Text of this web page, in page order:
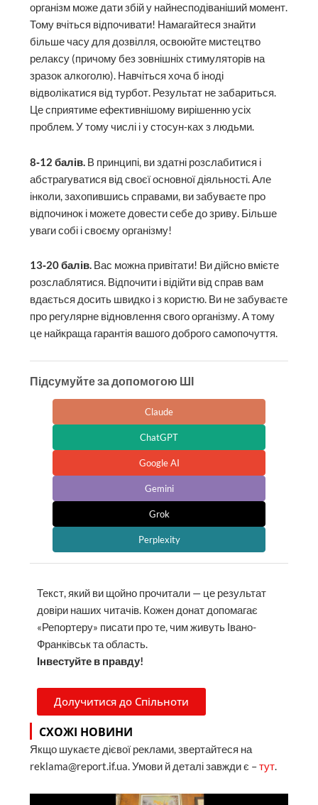
організм може дати збій у найнесподіваніший момент.
Тому вчіться відпочивати! Намагайтеся знайти
більше часу для дозвілля, освоюйте мистецтво
релаксу (причому без зовнішніх стимуляторів на
зразок алкоголю). Навчіться хоча б іноді
відволікатися від турбот. Результат не забариться.
Це сприятиме ефективнішому вирішенню усіх
проблем. У тому числі і у стосун-ках з людьми.
8‑12 балів. В принципі, ви здатні розслабитися і
абстрагуватися від своєї основної діяльності. Але
інколи, захопившись справами, ви забуваєте про
відпочинок і можете довести себе до зриву. Більше
уваги собі і своєму організму!
13‑20 балів. Вас можна привітати! Ви дійсно вмієте
розслаблятися. Відпочити і відійти від справ вам
вдається досить швидко і з користю. Ви не забуваєте
про регулярне відновлення свого організму. А тому
це найкраща гарантія вашого доброго самопочуття.
Підсумуйте за допомогою ШІ
Claude
ChatGPT
Google AI
Gemini
Grok
Perplexity
Текст, який ви щойно прочитали — це результат
довіри наших читачів. Кожен донат допомагає
«Репортеру» писати про те, чим живуть Івано-
Франківськ та область.
Інвестуйте в правду!
Долучитися до Спільноти
СХОЖІ НОВИНИ
Якщо шукаєте дієвої реклами, звертайтеся на
reklama@report.if.ua. Умови й деталі завжди є –тут.